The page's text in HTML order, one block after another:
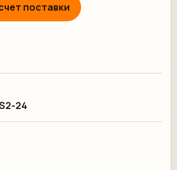
поставки
24